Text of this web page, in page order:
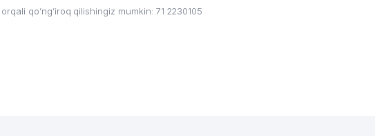
qo’ng’iroq qilishingiz mumkin: 71 2230105